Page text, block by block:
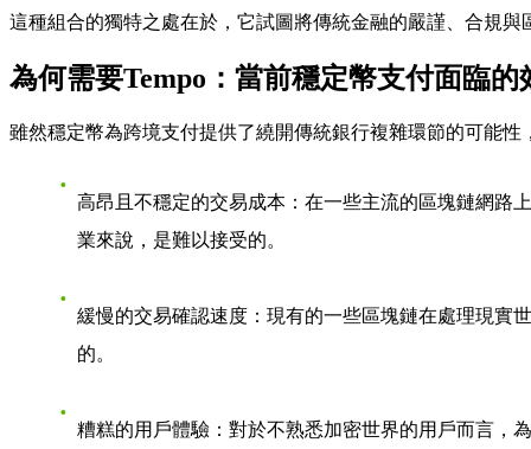
這種組合的獨特之處在於，它試圖將傳統金融的嚴謹、合規
為何需要Tempo：當前穩定幣支付面臨的
雖然穩定幣為跨境支付提供了繞開傳統銀行複雜環節的可能
高昂且不穩定的交易成本 ：在一些主流的區塊鏈網路
業來說，是難以接受的。
緩慢的交易確認速度 ：現有的一些區塊鏈在處理現實
的。
糟糕的用戶體驗 ：對於不熟悉加密世界的用戶而言，